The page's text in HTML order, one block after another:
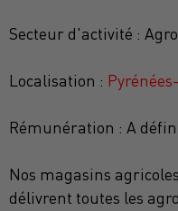
Secteur d'activité :
Localisation :
Rémunération : A
Nos magasins
délivrent toutes les